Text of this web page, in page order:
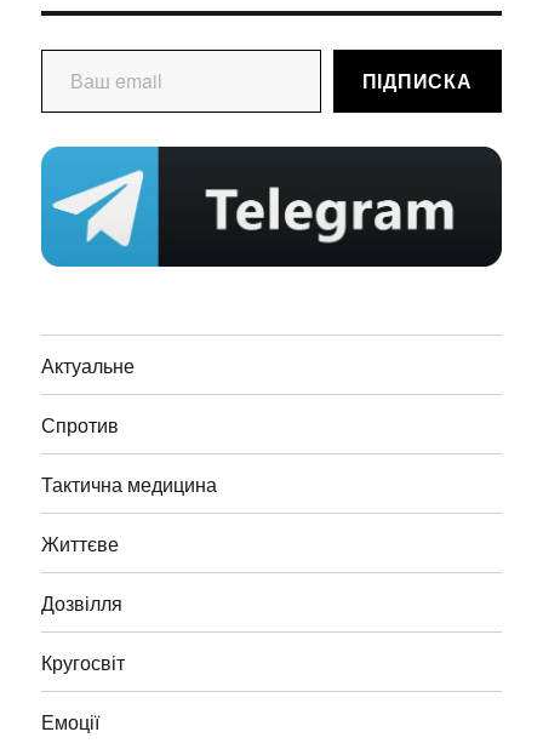
Ваш email
ПІДПИСКА
Актуальне
Спротив
Тактична медицина
Життєве
Дозвілля
Кругосвіт
Емоції